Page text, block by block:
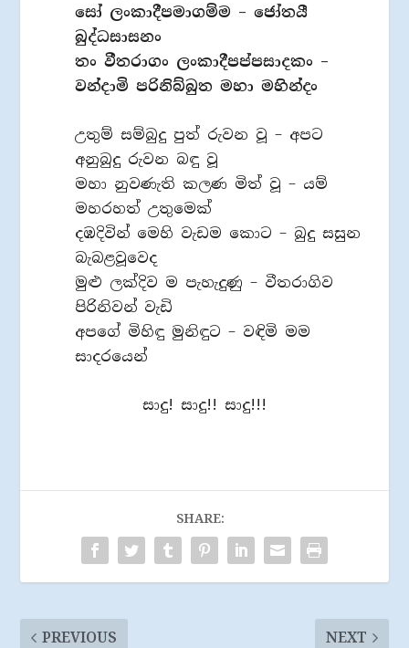
සෝ ලංකාදීපමාගම්ම – ජෝතයී
බුද්ධසාසනං
තං වීතරාගං ලංකාදීපප්පසාදකං –
වන්දාමි පරිනිබ්බුත මහා මහින්දං
උතුම් සම්බුදු පුත් රුවන වූ – අපට
අනුබුදු රුවන බඳු වූ
මහා නුවණැති කලණ මිත් වූ – යම්
මහරහත් උතුමෙක්
දඹදිවින් මෙහි වැඩම කොට – බුදු සසුන
බැබළවූවෙද
මුළු ලක්දිව ම පැහැදුණු – වීතරාගිව
පිරිනිවන් වැඩි
අපගේ මිහිඳු මුනිඳුට – වඳිමි මම
සාදරයෙන්
සාදු! සාදු!! සාදු!!!
SHARE:
PREVIOUS NEXT